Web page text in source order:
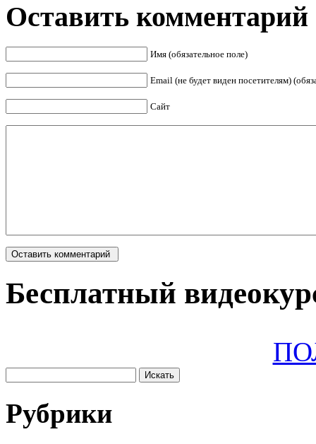
Оставить комментарий
Имя (обязательное поле)
Email (не будет виден посетителям)
Сайт
Бесплатный
Рубрики